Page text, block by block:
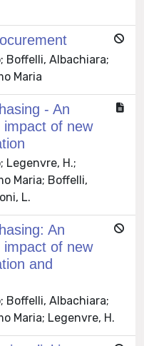
Boffelli, Albachiara;
Maria
- An
impact of new
Legenvre, H.;
Maria; Boffelli,
L.
An
impact of new
and
Boffelli, Albachiara;
Maria; Legenvre, H.